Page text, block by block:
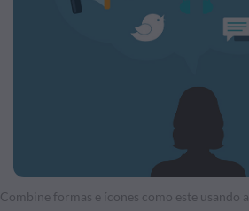
Combine formas e ícones como este usando a